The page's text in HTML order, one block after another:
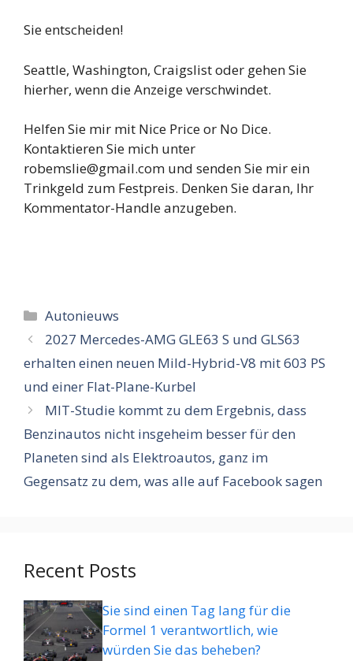
Sie entscheiden!
Seattle, Washington, Craigslist oder gehen Sie
hierher, wenn die Anzeige verschwindet.
Helfen Sie mir mit Nice Price or No Dice.
Kontaktieren Sie mich unter
robemslie@gmail.com und senden Sie mir ein
Trinkgeld zum Festpreis. Denken Sie daran, Ihr
Kommentator-Handle anzugeben.
Categorieën
Autonieuws
2027 Mercedes-AMG GLE63 S und GLS63
erhalten einen neuen Mild-Hybrid-V8 mit 603 PS
und einer Flat-Plane-Kurbel
MIT-Studie kommt zu dem Ergebnis, dass
Benzinautos nicht insgeheim besser für den
Planeten sind als Elektroautos, ganz im
Gegensatz zu dem, was alle auf Facebook sagen
Recent Posts
Sie sind einen Tag lang für die
Formel 1 verantwortlich, wie
würden Sie das beheben?